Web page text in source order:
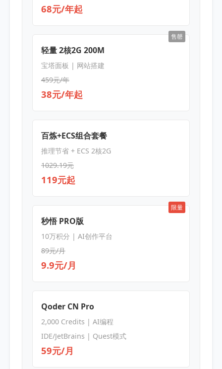
68元/年起
售罄
轻量 2核2G 200M
宝塔面板 | 网站搭建
459元/年
38元/年起
百炼+ECS组合套餐
推理节省 + ECS 2核2G
1029.19元
119元起
限量
秒悟 PRO版
10万积分 | AI创作平台
89元/月
9.9元/月
Qoder CN Pro
2,000 Credits | AI编程
IDE/JetBrains | Quest模式
59元/月